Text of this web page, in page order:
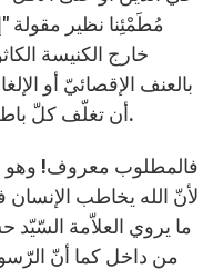
مُطَمْئِنا نظير مقولة
خارج الكنيسة
بالعنف الإقصائيّ أو
أن تغلّف كلّ باطل بغلاف دينيّ" على حدّ قول ابن رشد.
فالمطلوب معروف! وهو
لأنّ الله يخاطب
ما يروي العلاّمة
من داخل كما أنّ